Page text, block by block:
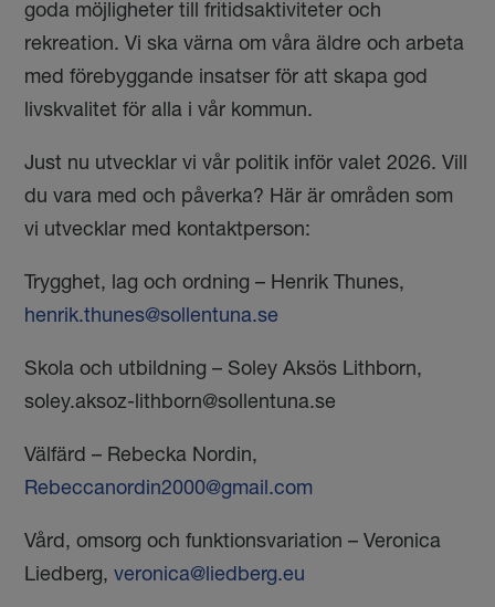
goda möjligheter till fritidsaktiviteter och
rekreation. Vi ska värna om våra äldre och arbeta
med förebyggande insatser för att skapa god
livskvalitet för alla i vår kommun.
Just nu utvecklar vi vår politik inför valet 2026. Vill
du vara med och påverka? Här är områden som
vi utvecklar med kontaktperson:
Trygghet, lag och ordning – Henrik Thunes,
henrik.thunes@sollentuna.se
Skola och utbildning – Soley Aksös Lithborn,
soley.aksoz-lithborn@sollentuna.se
Välfärd – Rebecka Nordin,
Rebeccanordin2000@gmail.com
Vård, omsorg och funktionsvariation – Veronica
Liedberg,veronica@liedberg.eu